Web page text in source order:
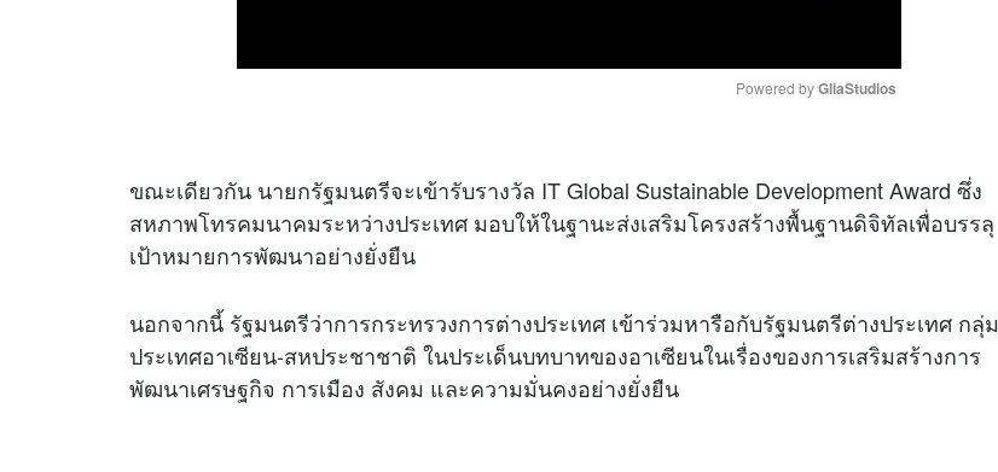
u
t
Powered by GliaStudios
ขณะเดียวกัน นายกรัฐมนตรีจะเข้ารับรางวัล IT Global Sustainable Development Award ซึ่ง
สหภาพโทรคมนาคมระหว่างประเทศ มอบให้ในฐานะส่งเสริมโครงสร้างพื้นฐานดิจิทัลเพื่อบรรลุ
เป้าหมายการพัฒนาอย่างยั่งยืน
นอกจากนี้ รัฐมนตรีว่าการกระทรวงการต่างประเทศ เข้าร่วมหารือกับรัฐมนตรีต่างประเทศ กลุ่ม
ประเทศอาเซียน-สหประชาชาติ ในประเด็นบทบาทของอาเซียนในเรื่องของการเสริมสร้างการ
พัฒนาเศรษฐกิจ การเมือง สังคม และความมั่นคงอย่างยั่งยืน